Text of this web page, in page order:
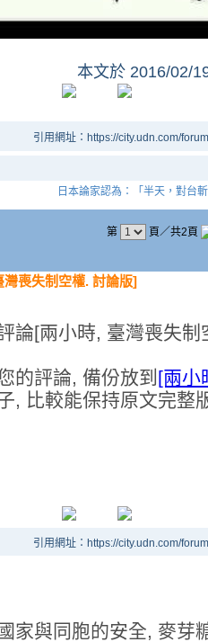
本文於 2016/02/
引用網址：https://city.udn.com/
日本論家認為：「半天，對台
第 頁／共2頁
喪失制空權. 討論版]
論[兩小時, 臺灣喪失制
的評論, 備份放到 [兩小
, 比較能保持原文完整
引用網址：https://city.udn.com/
家與同胞的安全, 麥芽